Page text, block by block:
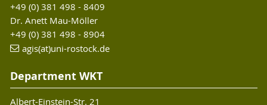
+49 (0) 381 498 - 8409
Dr. Anett Mau-Möller
+49 (0) 381 498 - 8904
agis(at)uni-rostock.de
Department WKT
Albert-Einstein-Str. 21